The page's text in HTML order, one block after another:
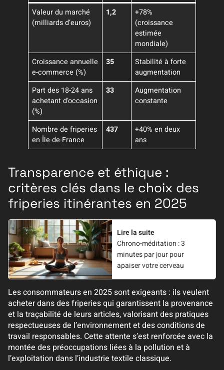
Valeur du marché
(milliards d’euros)
1,2
+78%
(croissance
estimée
mondiale)
Croissance annuelle
e-commerce (%)
35
Stabilité à forte
augmentation
Part des 18-24 ans
achetant d’occasion
(%)
33
Augmentation
constante
Nombre de friperies
en Île-de-France
437
+40% en deux
ans
Transparence et éthique :
critères clés dans le choix des
friperies itinérantes en 2025
Lire la suite
Chrono-méditation : 3
minutes par jour pour
apaiser votre cerveau
Les consommateurs en 2025 sont exigeants : ils veulent
acheter dans des friperies qui garantissent la provenance
et la traçabilité de leurs articles, valorisant des pratiques
respectueuses de l’environnement et des conditions de
travail responsables. Cette attente s’est renforcée avec la
montée des préoccupations liées à la pollution et à
l’exploitation dans l’industrie textile classique.